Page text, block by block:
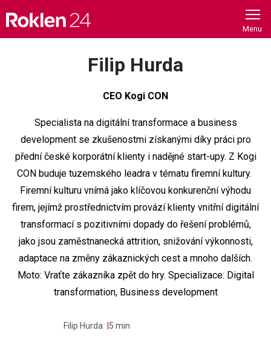
content
Filip Hurda
CEO Kogi CON
Specialista na digitální transformace a business
development se zkušenostmi získanými díky práci pro
přední české korporátní klienty i nadějné start-upy. Z Kogi
CON buduje tuzemského leadra v tématu firemní kultury. ‍
Firemní kulturu vnímá jako klíčovou konkurenční výhodu
firem, jejímž prostřednictvím provází klienty vnitřní digitální
transformací s pozitivními dopady do řešení problémů,
jako jsou zaměstnanecká attrition, snižování výkonnosti,
adaptace na změny zákaznických cest a mnoho dalších.
Moto: Vraťte zákazníka zpět do hry. Specializace: Digital
transformation, Business development
Filip Hurda 5 min